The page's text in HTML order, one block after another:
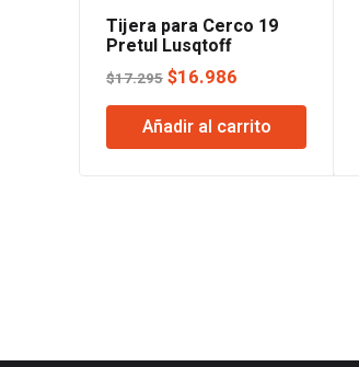
Tijera para Cerco 19
Pretul Lusqtoff
$17.295 El
precio
original
era:
$16.986
precio
actual
es:
Añadir al carrito